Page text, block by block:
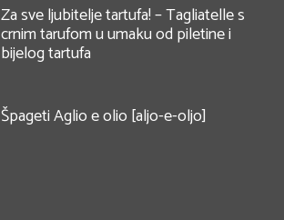
Za sve ljubitelje tartufa! – Tagliatelle s
crnim tarufom u umaku od piletine i
bijelog tartufa
Špageti Aglio e olio [aljo-e-oljo]